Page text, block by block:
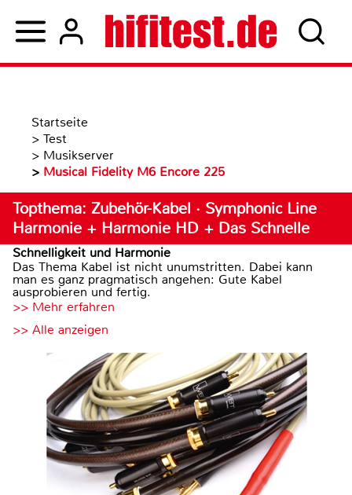
Startseite
> Test
> Musikserver
> Musical Fidelity M6 Encore 225
Topthema: Zubehör-Kabel · Symphonic Line
Harmonie + Harmonie HD + Das Schnelle
Schnelligkeit und Harmonie
Das Thema Kabel ist nicht unumstritten. Dabei kann
man es ganz pragmatisch angehen: Gute Kabel
ausprobieren und fertig.
>> Mehr erfahren
>> Alle anzeigen